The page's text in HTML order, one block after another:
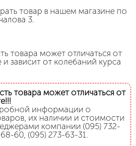
товар в нашем магазине по
3.
товара может отличаться от
зависит от колебаний курса
товара может отличаться от
информации о
их наличии и стоимости
компании (095) 732-
60, (095) 273-63-31.